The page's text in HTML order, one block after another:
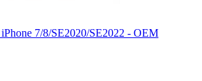
7/8/SE2020/SE2022 - OEM